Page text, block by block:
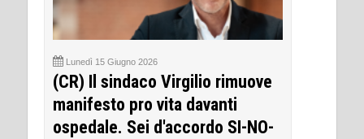
Lunedì 15 Giugno 2026
(CR) Il sindaco Virgilio rimuove
manifesto pro vita davanti
ospedale. Sei d'accordo SI-NO-